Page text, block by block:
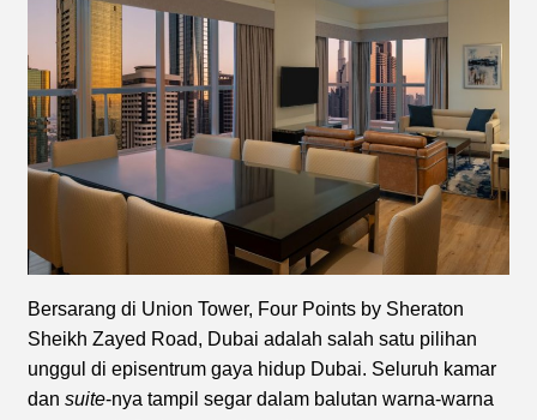
Bersarang di Union Tower, Four Points by Sheraton
Sheikh Zayed Road, Dubai adalah salah satu pilihan
unggul di episentrum gaya hidup Dubai. Seluruh kamar
dan suite-nya tampil segar dalam balutan warna-warna